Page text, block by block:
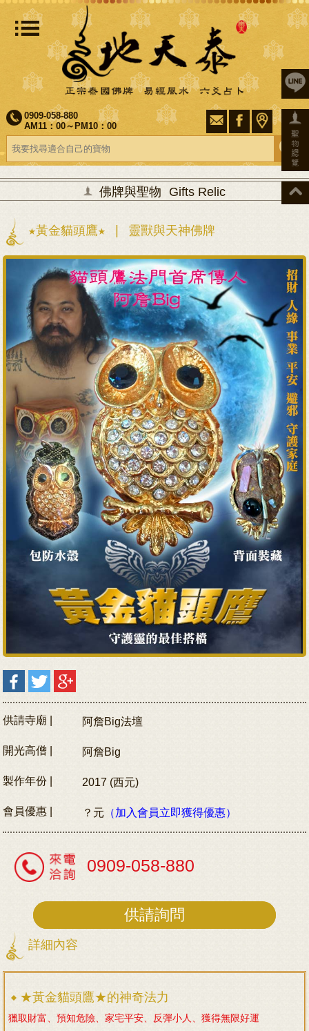
0909-058-880
AM11：00～PM10：00
佛牌與聖物 Gifts Relic
★黃金貓頭鷹★ | 靈獸與天神佛牌
供請寺廟 | 阿詹Big法壇
開光高僧 | 阿詹Big
製作年份 | 2017 (西元)
會員優惠 | ？元 （加入會員立即獲得優惠）
0909-058-880
供請詢問
詳細內容
★黃金貓頭鷹★的神奇法力
獵取財富、預知危險、家宅平安、反彈小人、獲得無限好運